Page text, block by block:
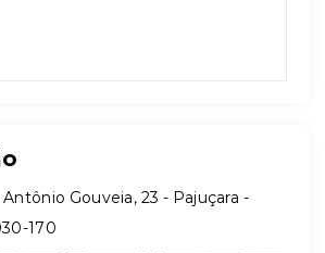
Gouveia, 23 - Pajuçara -
170